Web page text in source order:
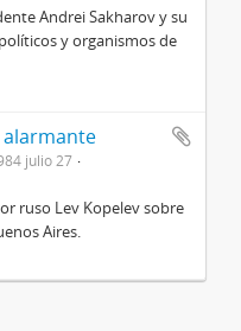
Andrei Sakharov y su
y organismos de
alarmante
julio 27
ruso Lev Kopelev sobre
Aires.